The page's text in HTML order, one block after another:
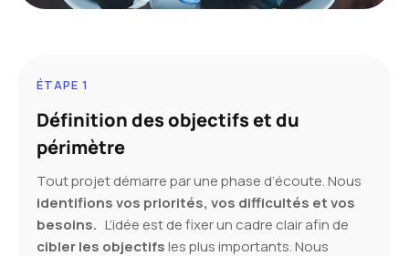
ÉTAPE 1
Définition des objectifs et du
périmètre
Tout projet démarre par une phase d’écoute. Nous
identifions vos priorités, vos difficultés et vos
besoins. L’idée est de fixer un cadre clair afin de
cibler les objectifsles plus importants. Nous